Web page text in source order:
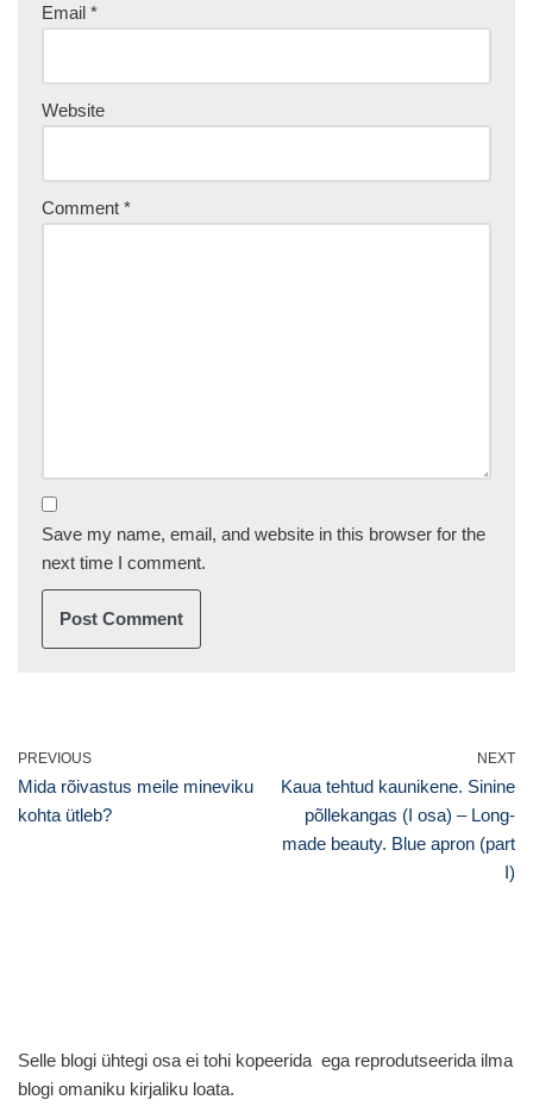
Email *
Website
Comment *
Save my name, email, and website in this browser for the
next time I comment.
PREVIOUS
Mida rõivastus meile mineviku
kohta ütleb?
NEXT
Kaua tehtud kaunikene. Sinine
põllekangas (I osa) – Long-
made beauty. Blue apron (part
I)
Selle blogi ühtegi osa ei tohi kopeerida ega reprodutseerida ilma
blogi omaniku kirjaliku loata.